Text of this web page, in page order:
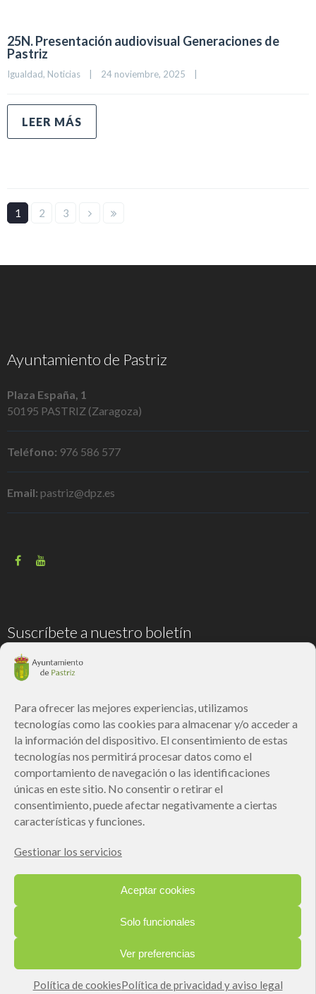
Para ofrecer las mejores experiencias, utilizamos
tecnologías como las cookies para almacenar y/o acceder a
la información del dispositivo. El consentimiento de estas
tecnologías nos permitirá procesar datos como el
comportamiento de navegación o las identificaciones
únicas en este sitio. No consentir o retirar el
consentimiento, puede afectar negativamente a ciertas
características y funciones.
Gestionar los servicios
Aceptar cookies
Solo funcionales
Ver preferencias
Política de cookiesPolítica de privacidad y aviso legal
25N. Presentación audiovisual Generaciones de
Pastriz
Igualdad, Noticias 24 noviembre, 2025
LEER MÁS
1 2 3
Ayuntamiento de Pastriz
Plaza España, 1
50195 PASTRIZ (Zaragoza)
Teléfono: 976 586 577
Email: pastriz@dpz.es
Suscríbete a nuestro boletín
Correo electrónico
He leído y acepto laPolítica de privacidad
Responsable » Ayuntamiento de Pastriz.
Finalidad » enviarte nuestras publicaciones y noticias.
Legitimación » tu consentimiento.
Destinatarios » solo se realizan cesiones si existe una obligación legal.
limitación y suprimir los datos como se indica en la
2020 Ayuntamiento de Pastriz |POLÍTICA DE PRIVACIDAD
POLÍTICA DE COOKIES
Estudio Digital MCClic